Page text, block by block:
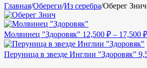
Главная/Обереги/Из серебра/Оберег Знич
Молвинец "Здоровяк" 12,500 ₽ – 17,500 ₽
Перуница в звезде Инглии "Здоровяк"